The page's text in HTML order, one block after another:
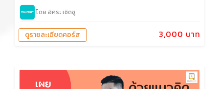
โดย อิศระ เชิดชู
3,000 บาท
ดูรายละเอียดคอร์ส